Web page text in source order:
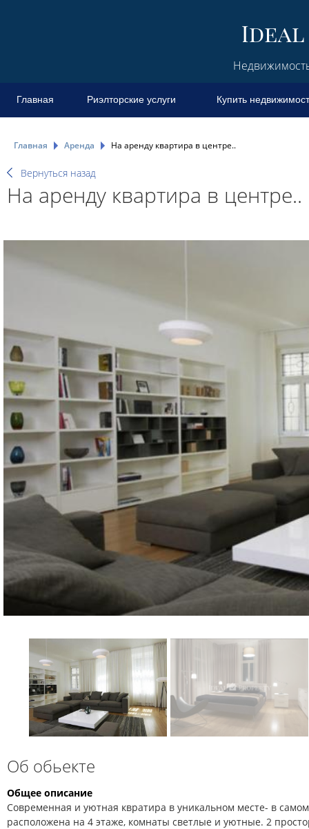
Главная Риэлторские услуги Купить
Главная Аренда На аренду квартира в центре..
Вернуться назад
На аренду квартира в центре..
Об обьекте
Общее описание
Современная и уютная квратира в уникальном месте- в
расположена на 4 этаже, комнаты светлые и уютные. 2